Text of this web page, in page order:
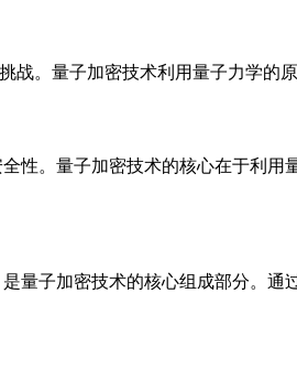
。量子加密技术利用量子力学的
性。量子加密技术的核心在于利用
量子加密技术的核心组成部分。通